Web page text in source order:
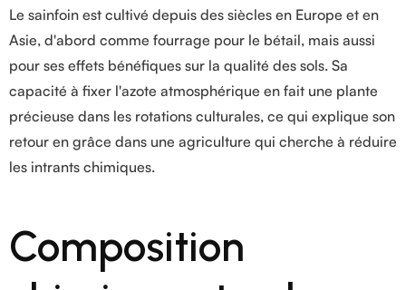
Le sainfoin est cultivé depuis des siècles en Europe et en
Asie, d'abord comme fourrage pour le bétail, mais aussi
pour ses effets bénéfiques sur la qualité des sols. Sa
capacité à fixer l'azote atmosphérique en fait une plante
précieuse dans les rotations culturales, ce qui explique son
retour en grâce dans une agriculture qui cherche à réduire
les intrants chimiques.
Composition